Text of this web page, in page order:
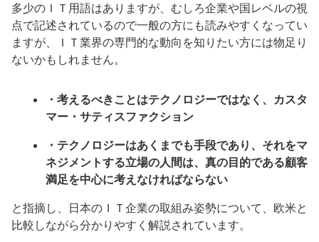
多少のＩＴ用語はありますが、むしろ企業や国レベルの視
点で記述されているので一般の方にも読みやすくなってい
ますが、ＩＴ業界の専門的な動向を知りたい方には物足り
ないかもしれません。
・考えるべきことはテクノロジーではなく、カスタ
マー・サティスファクション
・テクノロジーはあくまでも手段であり、それをマ
ネジメントする立場の人間は、 真の目的である顧客
満足を中心に考えなければならない
と指摘し、日本のＩＴ企業の取組み姿勢について、欧米と
比較しながら分かりやすく解説されています。